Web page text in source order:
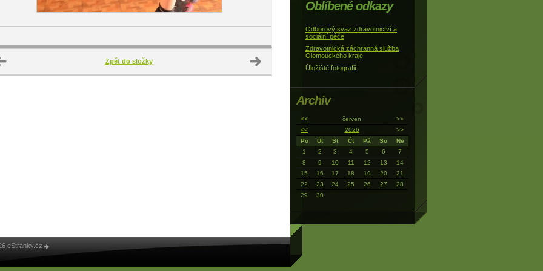
Zpět do složky
Oblíbené odkazy
Odborový svaz zdravotnictví a
sociální péče
Zdravotnická záchranná služba
Olomouckého kraje
Úložiště fotografií
Archiv
<< červen
>>
<<
2026
>>
Po
Út St Čt Pá So
Ne
1
2 3 4 5 6
7
8
9 10 11 12 13
14
15
16 17 18 19 20
21
22
23 24 25 26 27
28
29
30
eStránky.cz